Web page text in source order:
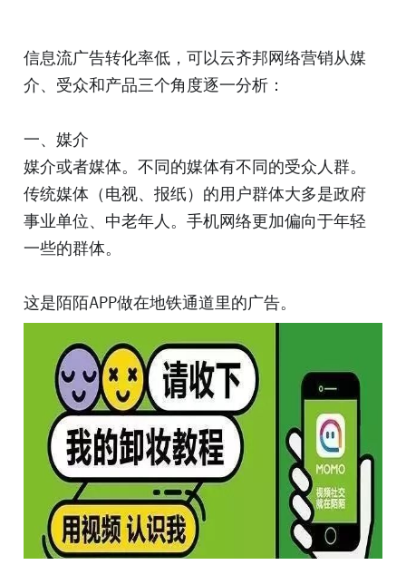
信息流广告转化率低，可以云齐邦网络营销从媒
介、受众和产品三个角度逐一分析：
一、媒介
媒介或者媒体。不同的媒体有不同的受众人群。
传统媒体（电视、报纸）的用户群体大多是政府
事业单位、中老年人。手机网络更加偏向于年轻
一些的群体。
这是陌陌APP做在地铁通道里的广告。